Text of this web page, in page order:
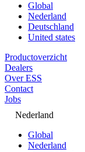
Global
Nederland
Deutschland
United states
Productoverzicht
Dealers
Over ESS
Contact
Jobs
Nederland
Global
Nederland